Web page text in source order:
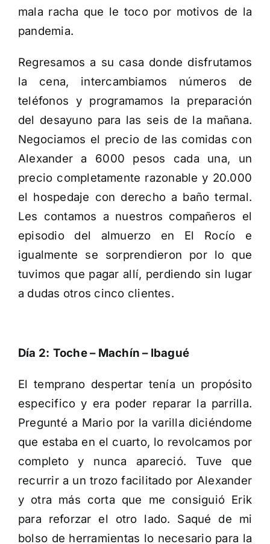
mala racha que le toco por motivos de la
pandemia.
Regresamos a su casa donde disfrutamos
la cena, intercambiamos números de
teléfonos y programamos la preparación
del desayuno para las seis de la mañana.
Negociamos el precio de las comidas con
Alexander a 6000 pesos cada una, un
precio completamente razonable y 20.000
el hospedaje con derecho a baño termal.
Les contamos a nuestros compañeros el
episodio del almuerzo en El Rocío e
igualmente se sorprendieron por lo que
tuvimos que pagar allí, perdiendo sin lugar
a dudas otros cinco clientes.
Día 2: Toche – Machín – Ibagué
El temprano despertar tenía un propósito
especifico y era poder reparar la parrilla.
Pregunté a Mario por la varilla diciéndome
que estaba en el cuarto, lo revolcamos por
completo y nunca apareció. Tuve que
recurrir a un trozo facilitado por Alexander
y otra más corta que me consiguió Erik
para reforzar el otro lado. Saqué de mi
bolso de herramientas lo necesario para la